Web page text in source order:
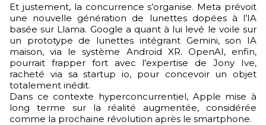
Et justement, la concurrence s’organise. Meta prévoit
une nouvelle génération de lunettes dopées à l’IA
basée sur Llama. Google a quant à lui levé le voile sur
un prototype de lunettes intégrant Gemini, son IA
maison, via le système Android XR. OpenAI, enfin,
pourrait frapper fort avec l’expertise de Jony Ive,
racheté via sa startup io, pour concevoir un objet
totalement inédit.
Dans ce contexte hyperconcurrentiel, Apple mise à
long terme sur la réalité augmentée, considérée
comme la prochaine révolution après le smartphone.